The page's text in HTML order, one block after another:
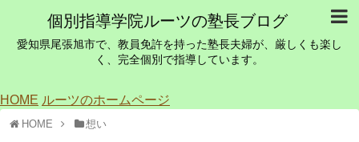
個別指導学院ルーツの塾長ブログ
愛知県尾張旭市で、教員免許を持った塾長夫婦が、厳しくも楽し
く、完全個別で指導しています。
HOME ルーツのホームページ
HOME 想い